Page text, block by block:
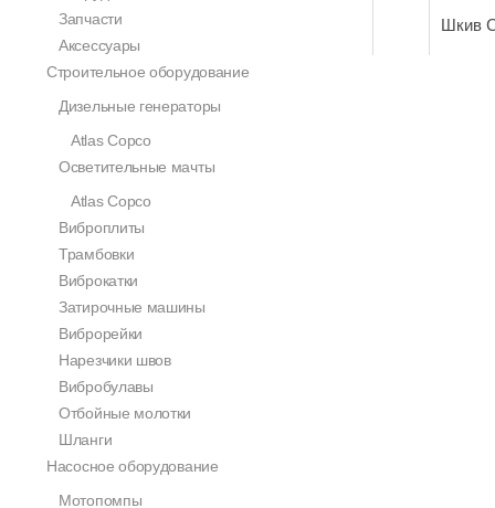
Шкив
Запчасти
Аксессуары
Строительное оборудование
Дизельные генераторы
Atlas Copco
Осветительные мачты
Atlas Copco
Виброплиты
Трамбовки
Виброкатки
Затирочные машины
Виброрейки
Нарезчики швов
Вибробулавы
Отбойные молотки
Шланги
Насосное оборудование
Мотопомпы